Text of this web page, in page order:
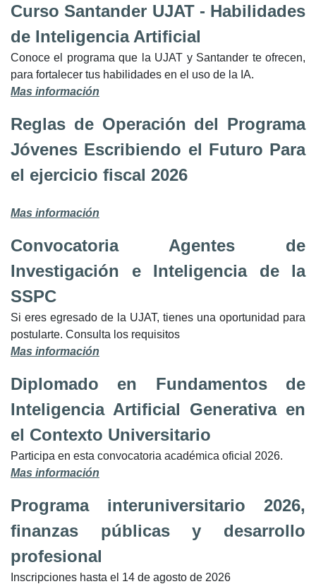
Curso Santander UJAT - Habilidades
de Inteligencia Artificial
Conoce el programa que la UJAT y Santander te ofrecen,
para fortalecer tus habilidades en el uso de la IA.
Mas información
Reglas de Operación del Programa
Jóvenes Escribiendo el Futuro Para
el ejercicio fiscal 2026
Mas información
Convocatoria Agentes de
Investigación e Inteligencia de la
SSPC
Si eres egresado de la UJAT, tienes una oportunidad para
postularte. Consulta los requisitos
Mas información
Diplomado en Fundamentos de
Inteligencia Artificial Generativa en
el Contexto Universitario
Participa en esta convocatoria académica oficial 2026.
Mas información
Programa interuniversitario 2026,
finanzas públicas y desarrollo
profesional
Inscripciones hasta el 14 de agosto de 2026